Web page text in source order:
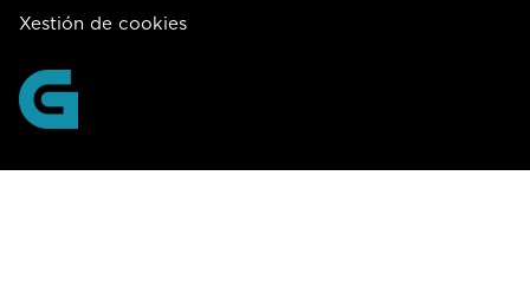
Xestión de cookies